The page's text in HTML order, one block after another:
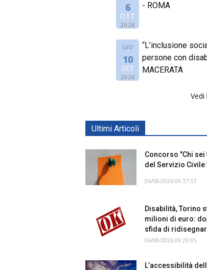
6
OTT
2026
- ROMA
GIO
10
SET
2026
“L’inclusione
persone con
MACERATA
Ultimi Articoli
Concorso "Chi sei
del Servizio Civile
06/08/2026 09:37:57
Disabilità, Torino
milioni di euro:
sfida di
06/08/2026 09:29:05
L’accessibilità